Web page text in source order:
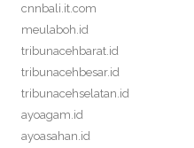
cnnbali.it.com
meulaboh.id
tribunacehbarat.id
tribunacehbesar.id
tribunacehselatan.id
ayoagam.id
ayoasahan.id